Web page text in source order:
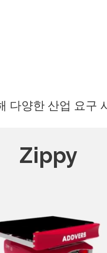
다양한 산업 요구
Zippy